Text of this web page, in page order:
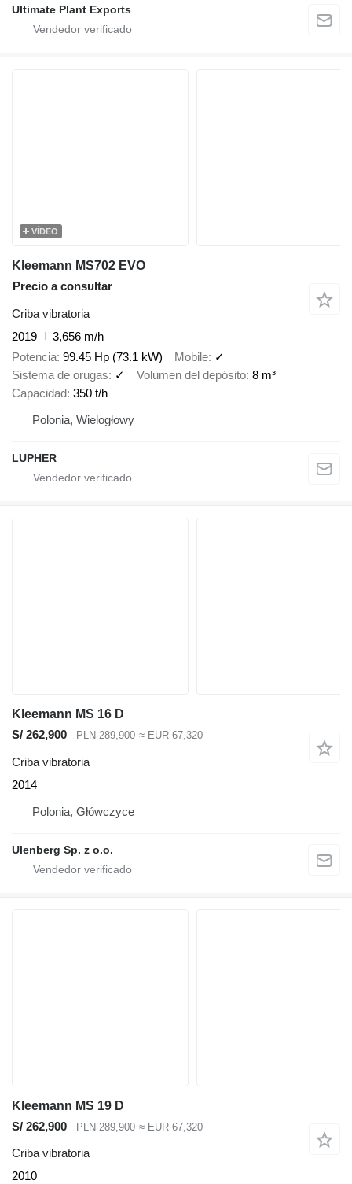
Ultimate Plant Exports
VÍDEO
Kleemann MS702 EVO
Precio a consultar
Criba vibratoria
2019
3,656 m/h
Potencia 99.45 Hp (73.1 kW) Mobile ✓
Sistema de orugas
✓ Volumen del depósito 8 m³
Capacidad 350 t/h
Polonia, Wielogłowy
LUPHER
Kleemann MS 16 D
S/ 262,900
PLN 289,900 ≈ EUR 67,320
Criba vibratoria
2014
Polonia, Główczyce
Ulenberg Sp. z o.o.
Kleemann MS 19 D
S/ 262,900
PLN 289,900 ≈ EUR 67,320
Criba vibratoria
2010